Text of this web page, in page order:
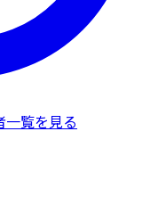
一覧を見る